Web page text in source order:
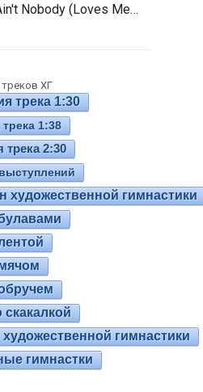
Ain't Nobody (Loves Me Better)
ХГ
трека 1:30
1:38
трека 2:30
художественной гимнастики
гимнастики
гимнастки